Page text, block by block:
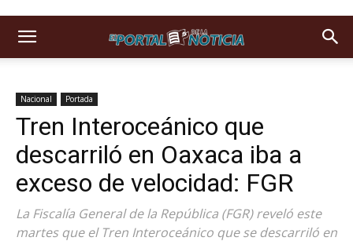
Nacional Portada
Tren Interoceánico que
descarriló en Oaxaca iba a
exceso de velocidad: FGR
La Fiscalía General de la República (FGR) reveló este
martes que el Tren Interoceánico que se descarriló en